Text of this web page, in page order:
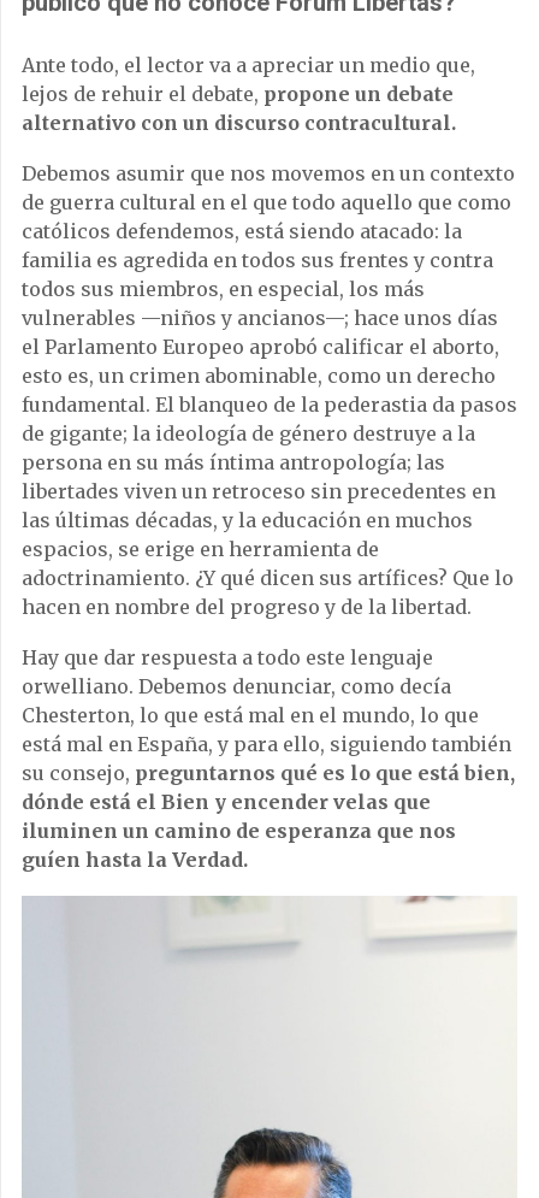
Ante todo, el lector va a apreciar un medio que,
lejos de rehuir el debate, propone un debate
alternativo con un discurso contracultural.
Debemos asumir que nos movemos en un contexto
de guerra cultural en el que todo aquello que como
católicos defendemos, está siendo atacado: la
familia es agredida en todos sus frentes y contra
todos sus miembros, en especial, los más
vulnerables —niños y ancianos—; hace unos días
el Parlamento Europeo aprobó calificar el aborto,
esto es, un crimen abominable, como un derecho
fundamental. El blanqueo de la pederastia da pasos
de gigante; la ideología de género destruye a la
persona en su más íntima antropología; las
libertades viven un retroceso sin precedentes en
las últimas décadas, y la educación en muchos
espacios, se erige en herramienta de
adoctrinamiento. ¿Y qué dicen sus artífices? Que lo
hacen en nombre del progreso y de la libertad.
Hay que dar respuesta a todo este lenguaje
orwelliano. Debemos denunciar, como decía
Chesterton, lo que está mal en el mundo, lo que
está mal en España, y para ello, siguiendo también
su consejo, preguntarnos qué es lo que está bien,
dónde está el Bien y encender velas que
iluminen un camino de esperanza que nos
guíen hasta la Verdad.